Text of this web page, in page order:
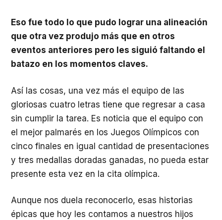
Eso fue todo lo que pudo lograr una alineación
que otra vez produjo más que en otros
eventos anteriores pero les siguió faltando el
batazo en los momentos claves.
Así las cosas, una vez más el equipo de las
gloriosas cuatro letras tiene que regresar a casa
sin cumplir la tarea. Es noticia que el equipo con
el mejor palmarés en los Juegos Olímpicos con
cinco finales en igual cantidad de presentaciones
y tres medallas doradas ganadas, no pueda estar
presente esta vez en la cita olímpica.
Aunque nos duela reconocerlo, esas historias
épicas que hoy les contamos a nuestros hijos